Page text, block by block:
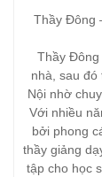
Thầy Đông
Thầy Đông
nhà, sau đó
Nội nhờ
Với nhiều
bởi phong
thầy giảng
tập cho học